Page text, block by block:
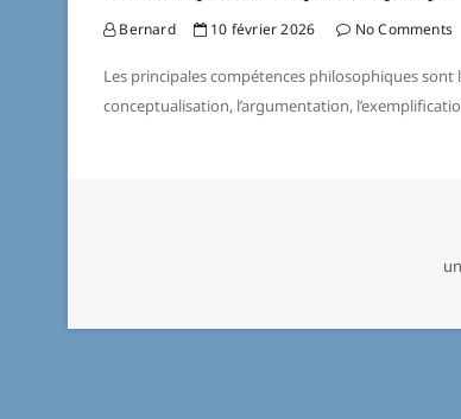
Bernard 10 février 2026 No Comments
Les principales compétences philosophiques sont
conceptualisation, l’argumentation,